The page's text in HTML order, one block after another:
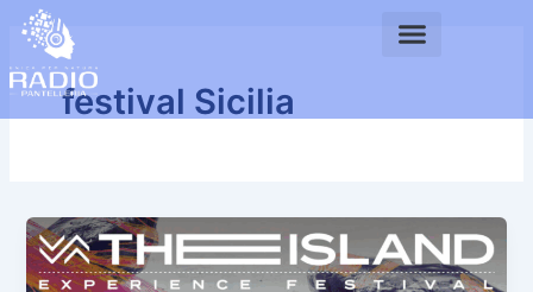
contenuto
festival Sicilia